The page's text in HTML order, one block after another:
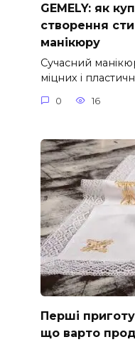
GEMELY: як
створення
манікюру
Сучасний
міцних і
0 16
Перші
що варто